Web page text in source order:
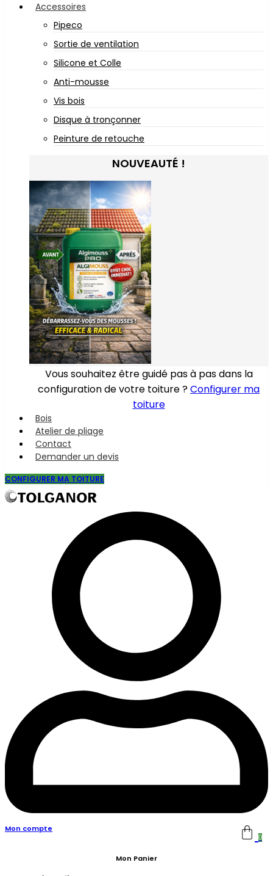
Accessoires
Pipeco
Sortie de ventilation
Silicone et Colle
Anti-mousse
Vis bois
Disque à tronçonner
Peinture de retouche
NOUVEAUTÉ !
Vous souhaitez être guidé pas à pas dans la
configuration de votre toiture ?Configurer ma
toiture
Bois
Atelier de pliage
Contact
Demander un devis
CONFIGURER MA TOITURE
Mon compte
0
Mon Panier